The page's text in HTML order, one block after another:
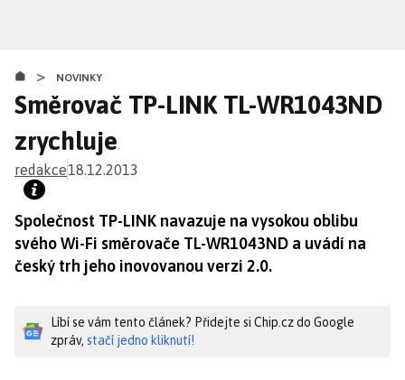
obsahu
> NOVINKY
Směrovač TP-LINK TL-WR1043ND
zrychluje
redakce18.12.2013
Společnost TP-LINK navazuje na vysokou oblibu
svého Wi-Fi směrovače TL-WR1043ND a uvádí na
český trh jeho inovovanou verzi 2.0.
Líbí se vám tento článek? Přidejte si Chip.cz do Google
zpráv, stačí jedno kliknutí!